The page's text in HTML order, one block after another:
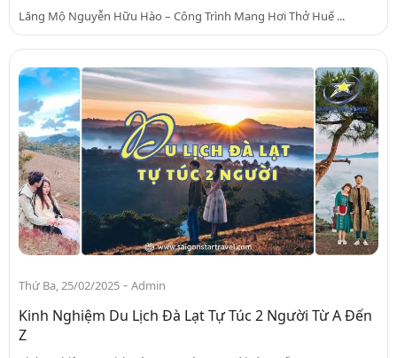
Lăng Mộ Nguyễn Hữu Hào – Công Trình Mang Hơi Thở Huế ...
Thứ Ba, 25/02/2025 - Admin
Kinh Nghiệm Du Lịch Đà Lạt Tự Túc 2 Người Từ A Đến
Z